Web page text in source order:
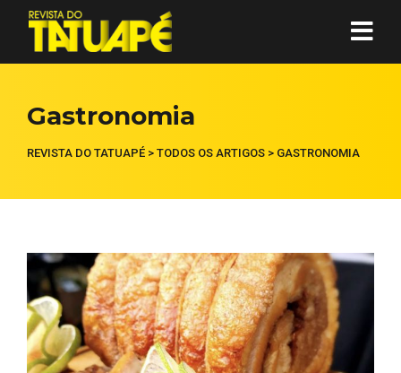
Gastronomia
REVISTA DO TATUAPÉ > TODOS OS ARTIGOS > GASTRONOMIA